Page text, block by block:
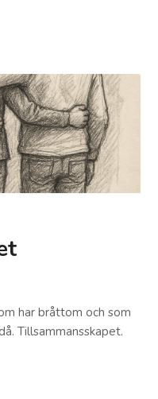
har bråttom och som
Tillsammansskapet.